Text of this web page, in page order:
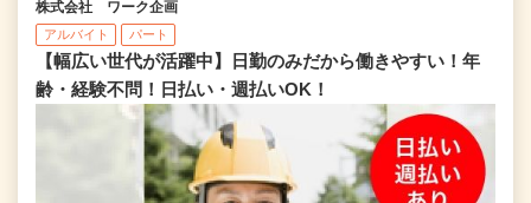
株式会社 ワーク企画
アルバイト パート
【幅広い世代が活躍中】日勤のみだから働きやすい！年
齢・経験不問！日払い・週払いOK！